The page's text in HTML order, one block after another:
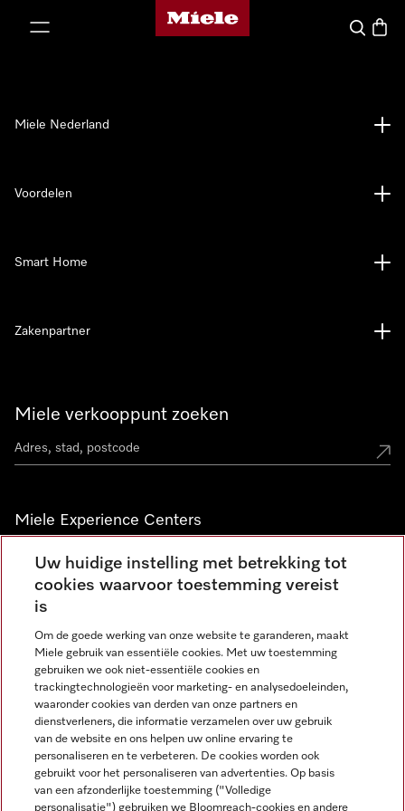
Homepage van Miele
Wat zoek
Miele verkooppunt zoeken
Miele Experience Centers
Vind jouw Miele Experience Center
Nieuwsbrief
Miele Nederland
Voordelen
Smart Home
Zakenpartner
Miele op Instagram
Miele op Facebook
Miele op Youtube
Uw huidige instelling met betrekking tot
cookies waarvoor toestemming vereist
is
Om de goede werking van onze website te garanderen, maakt
Miele gebruik van essentiële cookies. Met uw toestemming
gebruiken we ook niet-essentiële cookies en
trackingtechnologieën voor marketing- en analysedoeleinden,
waaronder cookies van derden van onze partners en
dienstverleners, die informatie verzamelen over uw gebruik
van de website en ons helpen uw online ervaring te
personaliseren en te verbeteren. De cookies worden ook
gebruikt voor het personaliseren van advertenties. Op basis
van een afzonderlijke toestemming ("Volledige
personalisatie") gebruiken we Bloomreach-cookies en andere